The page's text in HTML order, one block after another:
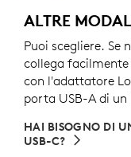
ALTRE
Puoi scegliere. Se
collega facilmente
con l'adattatore
porta USB-A di
HAI BISOGNO DI
USB-C?